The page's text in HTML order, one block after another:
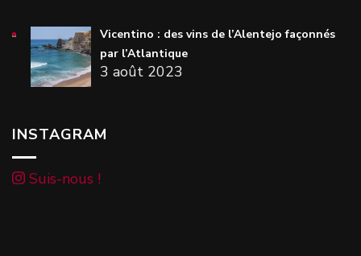
Vicentino : des vins de l’Alentejo façonnés
par l’Atlantique
3 août 2023
INSTAGRAM
Suis-nous !